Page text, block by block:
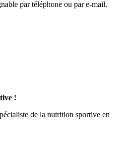
par téléphone ou par e-mail.
!
de la nutrition sportive en